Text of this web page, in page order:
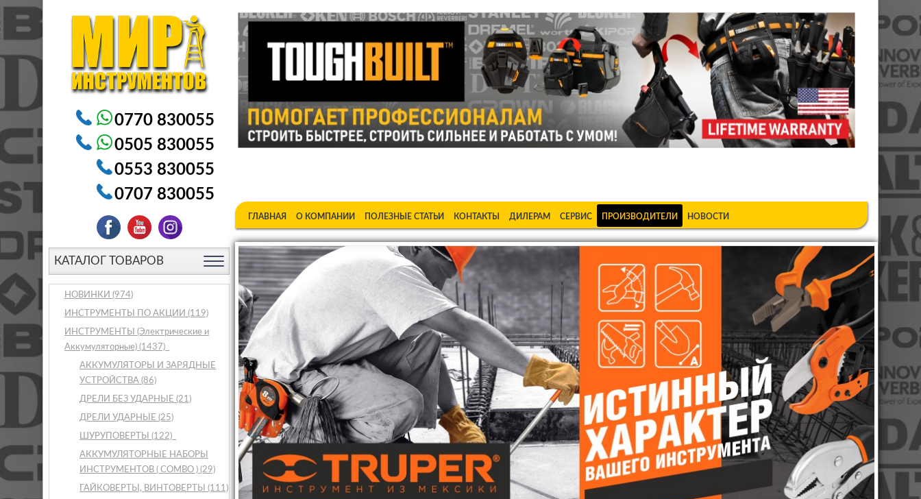
0770 830055
0505 830055
0553 830055
0707 830055
ГЛАВНАЯ О КОМПАНИИ ПОЛЕЗНЫЕ СТАТЬИ КОНТАКТЫ ДИЛЕРАМ СЕРВИС ПРОИЗВОДИТЕЛИ НОВОСТИ
КАТАЛОГ ТОВАРОВ
НОВИНКИ (974)
ИНСТРУМЕНТЫ ПО АКЦИИ (119)
ИНСТРУМЕНТЫ (Электрические и
Аккумуляторные) (1437)
АККУМУЛЯТОРЫ И ЗАРЯДНЫЕ
УСТРОЙСТВА (86)
ДРЕЛИ БЕЗ УДАРНЫЕ (21)
ДРЕЛИ УДАРНЫЕ (25)
ШУРУПОВЕРТЫ (122)
АККУМУЛЯТОРНЫЕ НАБОРЫ
ИНСТРУМЕНТОВ ( COMBO ) (29)
ГАЙКОВЕРТЫ, ВИНТОВЕРТЫ (111)